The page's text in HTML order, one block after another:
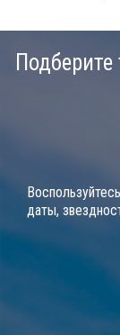
даты,